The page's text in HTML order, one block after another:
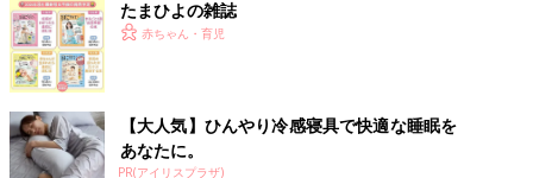
たまひよの雑誌
赤ちゃん・育児
【大人気】ひんやり冷感寝具で快適な睡眠を
あなたに。
PR(アイリスプラザ)